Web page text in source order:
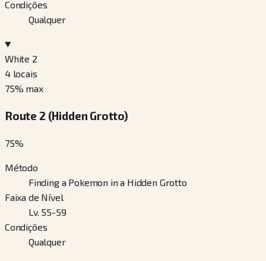
Condições
Qualquer
White 2
4 locais
75% max
Route 2 (Hidden Grotto)
75%
Método
Finding a Pokemon in a Hidden Grotto
Faixa de Nível
Lv. 55-59
Condições
Qualquer